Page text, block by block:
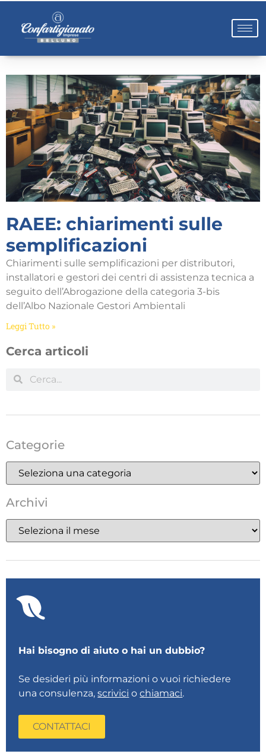
RAEE: chiarimenti sulle
semplificazioni
Chiarimenti sulle semplificazioni per distributori,
installatori e gestori dei centri di assistenza tecnica a
seguito dell’Abrogazione della categoria 3-bis
dell’Albo Nazionale Gestori Ambientali
Leggi Tutto »
Cerca articoli
Categorie
Archivi
Hai bisogno di aiuto o hai un dubbio?
Se desideri più informazioni o vuoi richiedere
una consulenza,scrivici ochiamaci.
CONTATTACI